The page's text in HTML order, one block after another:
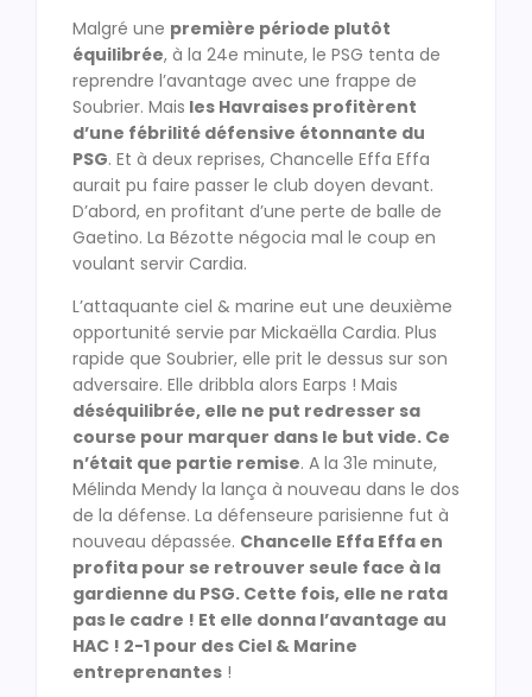
Malgré une première période plutôt
équilibrée, à la 24e minute, le PSG tenta de
reprendre l’avantage avec une frappe de
Soubrier. Mais les Havraises profitèrent
d’une fébrilité défensive étonnante du
PSG. Et à deux reprises, Chancelle Effa Effa
aurait pu faire passer le club doyen devant.
D’abord, en profitant d’une perte de balle de
Gaetino. La Bézotte négocia mal le coup en
voulant servir Cardia.
L’attaquante ciel & marine eut une deuxième
opportunité servie par Mickaëlla Cardia. Plus
rapide que Soubrier, elle prit le dessus sur son
adversaire. Elle dribbla alors Earps ! Mais
déséquilibrée, elle ne put redresser sa
course pour marquer dans le but vide. Ce
n’était que partie remise. A la 31e minute,
Mélinda Mendy la lança à nouveau dans le dos
de la défense. La défenseure parisienne fut à
nouveau dépassée. Chancelle Effa Effa en
profita pour se retrouver seule face à la
gardienne du PSG. Cette fois, elle ne rata
pas le cadre ! Et elle donna l’avantage au
HAC ! 2-1 pour des Ciel & Marine
entreprenantes !